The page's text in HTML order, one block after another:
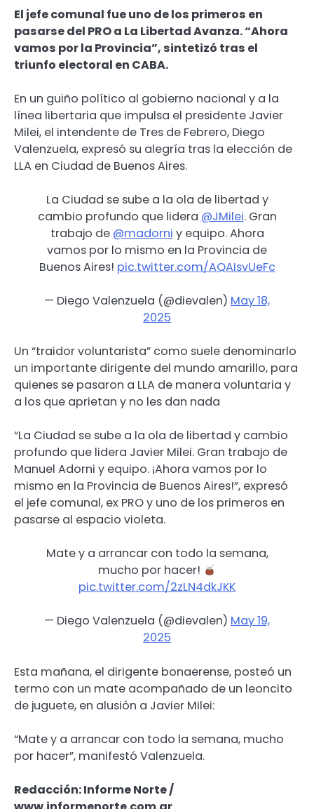
El jefe comunal fue uno de los primeros en
pasarse del PRO a La Libertad Avanza. “Ahora
vamos por la Provincia”, sintetizó tras el
triunfo electoral en CABA.
En un guiño político al gobierno nacional y a la
línea libertaria que impulsa el presidente Javier
Milei, el intendente de Tres de Febrero, Diego
Valenzuela, expresó su alegría tras la elección de
LLA en Ciudad de Buenos Aires.
La Ciudad se sube a la ola de libertad y
cambio profundo que lidera @JMilei. Gran
trabajo de @madorni y equipo. Ahora
vamos por lo mismo en la Provincia de
Buenos Aires! pic.twitter.com/AQAIsvUeFc
— Diego Valenzuela (@dievalen) May 18,
2025
Un “traidor voluntarista” como suele denominarlo
un importante dirigente del mundo amarillo, para
quienes se pasaron a LLA de manera voluntaria y
a los que aprietan y no les dan nada
“La Ciudad se sube a la ola de libertad y cambio
profundo que lidera Javier Milei. Gran trabajo de
Manuel Adorni y equipo. ¡Ahora vamos por lo
mismo en la Provincia de Buenos Aires!”, expresó
el jefe comunal, ex PRO y uno de los primeros en
pasarse al espacio violeta.
Mate y a arrancar con todo la semana,
mucho por hacer!
pic.twitter.com/2zLN4dkJKK
— Diego Valenzuela (@dievalen) May 19,
2025
Esta mañana, el dirigente bonaerense, posteó un
termo con un mate acompañado de un leoncito
de juguete, en alusión a Javier Milei:
“Mate y a arrancar con todo la semana, mucho
por hacer”, manifestó Valenzuela.
Redacción: Informe Norte /